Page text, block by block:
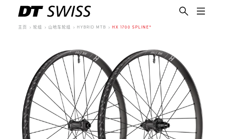
主页 轮组 山地车轮组 HYBRID MTB HX 1700 SPLINE®